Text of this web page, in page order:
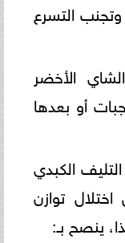
التسرع
الأخضر
أو بعدها
الكبدي
توازن
ينصح بـ: